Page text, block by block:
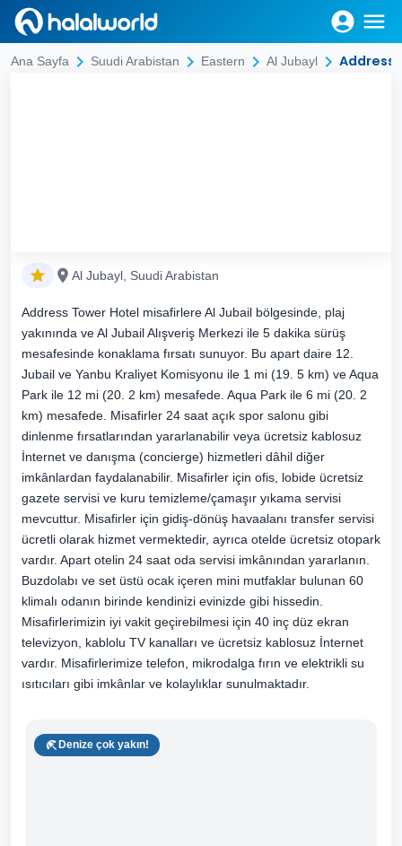
Ana Sayfa Suudi Arabistan Eastern Al Jubayl Address
Al Jubayl, Suudi Arabistan
Address Tower Hotel misafirlere Al Jubail bölgesinde, plaj
yakınında ve Al Jubail Alışveriş Merkezi ile 5 dakika sürüş
mesafesinde konaklama fırsatı sunuyor. Bu apart daire 12.
Jubail ve Yanbu Kraliyet Komisyonu ile 1 mi (19. 5 km) ve Aqua
Park ile 12 mi (20. 2 km) mesafede. Aqua Park ile 6 mi (20. 2
km) mesafede. Misafirler 24 saat açık spor salonu gibi
dinlenme fırsatlarından yararlanabilir veya ücretsiz kablosuz
İnternet ve danışma (concierge) hizmetleri dâhil diğer
imkânlardan faydalanabilir. Misafirler için ofis, lobide ücretsiz
gazete servisi ve kuru temizleme/çamaşır yıkama servisi
mevcuttur. Misafirler için gidiş-dönüş havaalanı transfer servisi
ücretli olarak hizmet vermektedir, ayrıca otelde ücretsiz otopark
vardır. Apart otelin 24 saat oda servisi imkânından yararlanın.
Buzdolabı ve set üstü ocak içeren mini mutfaklar bulunan 60
klimalı odanın birinde kendinizi evinizde gibi hissedin.
Misafirlerimizin iyi vakit geçirebilmesi için 40 inç düz ekran
televizyon, kablolu TV kanalları ve ücretsiz kablosuz İnternet
vardır. Misafirlerimize telefon, mikrodalga fırın ve elektrikli su
ısıtıcıları gibi imkânlar ve kolaylıklar sunulmaktadır.
Denize çok yakın!